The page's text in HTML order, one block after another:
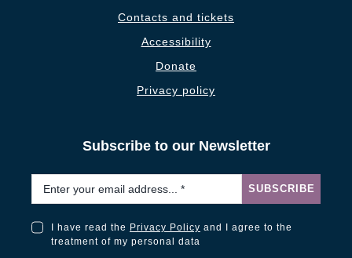
Contacts and tickets
Accessibility
Donate
Privacy policy
Subscribe to our Newsletter
SUBSCRIBE
I have read the Privacy Policy and I agree to the
treatment of my personal data